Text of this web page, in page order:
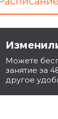
Можете
занятие за
другое